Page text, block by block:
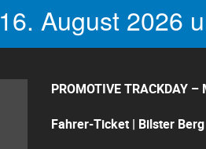
16. August 2026
PROMOTIVE TRACKDAY –
Fahrer-Ticket | Bilster